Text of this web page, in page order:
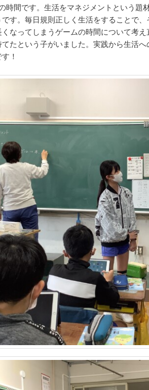
時間です。生活をマネジメントという題
す。毎日規則正しく生活をすることで
なってしまうゲームの時間について考
たという子がいました。実践から生活
！